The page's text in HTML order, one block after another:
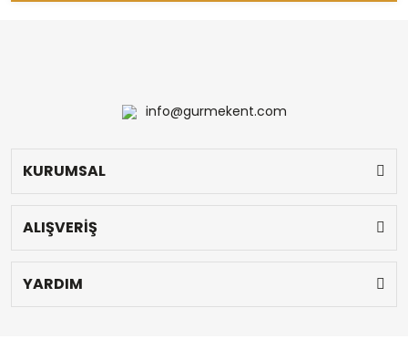
info@gurmekent.com
KURUMSAL
ALIŞVERİŞ
YARDIM